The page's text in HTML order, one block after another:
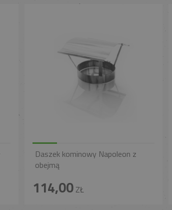
Daszek kominowy Napoleon z
obejmą
114,00 ZŁ